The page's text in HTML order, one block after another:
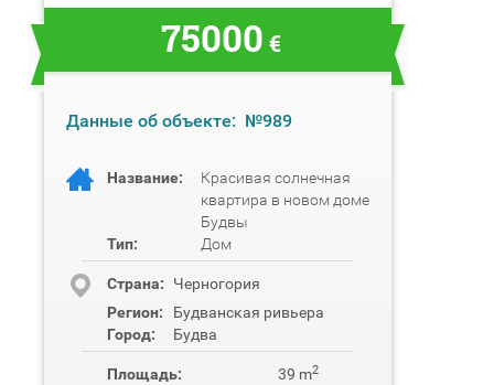
75000 €
Данные об объекте: №989
Название:
Красивая солнечная
квартира в новом доме
Будвы
Тип:
Дом
Cтрана:
Черногория
Регион:
Будванская ривьера
Город:
Будва
Площадь: 39 m2